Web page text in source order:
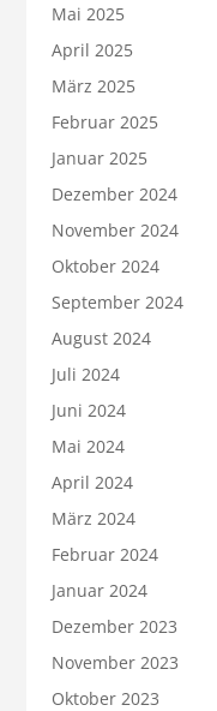
Mai 2025
April 2025
März 2025
Februar 2025
Januar 2025
Dezember 2024
November 2024
Oktober 2024
September 2024
August 2024
Juli 2024
Juni 2024
Mai 2024
April 2024
März 2024
Februar 2024
Januar 2024
Dezember 2023
November 2023
Oktober 2023